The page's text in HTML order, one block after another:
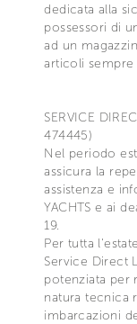
dedicata alla
possessori di
ad un
articoli sempre
SERVICE
474445)
Nel periodo
assicura la
assistenza e
YACHTS e ai
19.
Per tutta
Service Direct
potenziata per
natura tecnica
imbarcazioni